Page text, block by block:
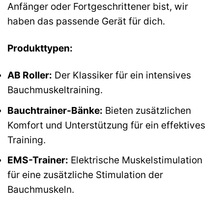
Anfänger oder Fortgeschrittener bist, wir
haben das passende Gerät für dich.
Produkttypen:
AB Roller: Der Klassiker für ein intensives
Bauchmuskeltraining.
Bauchtrainer-Bänke: Bieten zusätzlichen
Komfort und Unterstützung für ein effektives
Training.
EMS-Trainer: Elektrische Muskelstimulation
für eine zusätzliche Stimulation der
Bauchmuskeln.